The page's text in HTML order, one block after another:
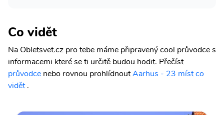
Co vidět
Na Obletsvet.cz pro tebe máme připravený cool průvodce s
informacemi které se ti určitě budou hodit. Přečíst
průvodce nebo rovnou prohlídnoutAarhus - 23 míst co
vidět.